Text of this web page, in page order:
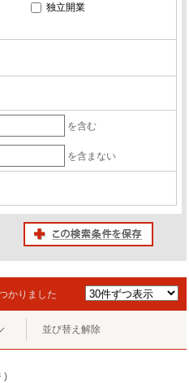
独立開業
を含む
を含まない
かりました
並び替え解除
)